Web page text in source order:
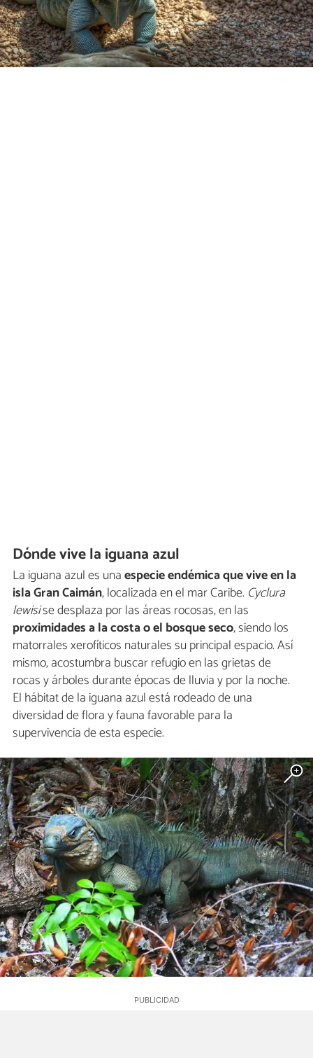
Dónde vive la iguana azul
La iguana azul es unaespecie endémica que vive en la
isla Gran Caimán, localizada en el mar Caribe. Cyclura
lewisise desplaza por las áreas rocosas, en las
proximidades a la costa o el bosque seco, siendo los
matorrales xerofíticos naturales su principal espacio. Así
mismo, acostumbra buscar refugio en las grietas de
rocas y árboles durante épocas de lluvia y por la noche.
El hábitat de la iguana azul está rodeado de una
diversidad de flora y fauna favorable para la
supervivencia de esta especie.